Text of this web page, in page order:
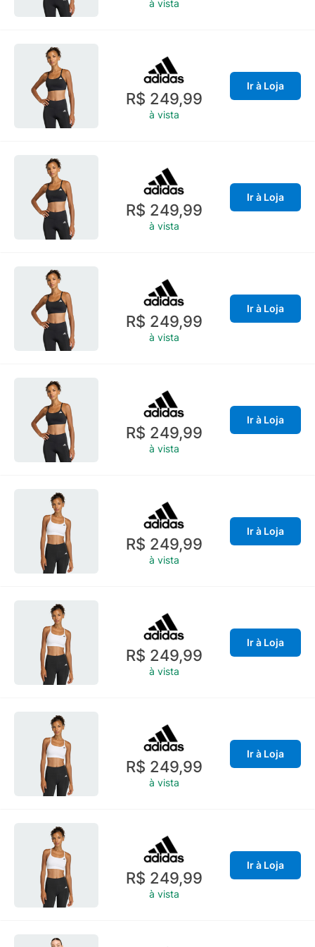
à vista
R$ 249,99
à vista
Ir à Loja
R$ 249,99
à vista
Ir à Loja
R$ 249,99
à vista
Ir à Loja
R$ 249,99
à vista
Ir à Loja
R$ 249,99
à vista
Ir à Loja
R$ 249,99
à vista
Ir à Loja
R$ 249,99
à vista
Ir à Loja
R$ 249,99
à vista
Ir à Loja